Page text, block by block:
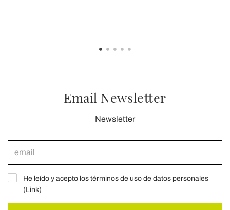
Email Newsletter
Newsletter
He leído y acepto los términos de uso de datos personales
(Link)